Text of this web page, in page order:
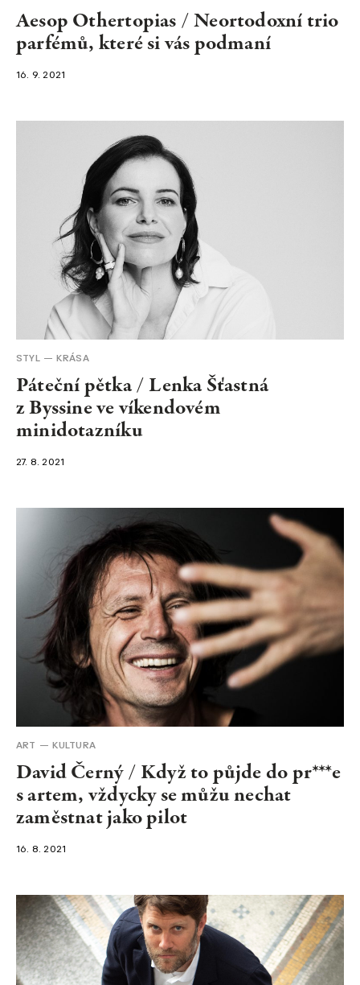
Aesop Othertopias / Neortodoxní trio
parfémů, které si vás podmaní
16. 9. 2021
STYL KRÁSA
Páteční pětka / Lenka Šťastná
z Byssine ve víkendovém
minidotazníku
27. 8. 2021
ART KULTURA
David Černý / Když to půjde do pr***e
s artem, vždycky se můžu nechat
zaměstnat jako pilot
16. 8. 2021